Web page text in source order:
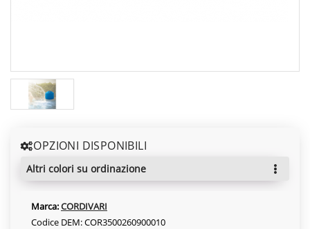
OPZIONI DISPONIBILI
altri colori su ordinazione
Marca:CORDIVARI
Codice DEM: COR3500260900010